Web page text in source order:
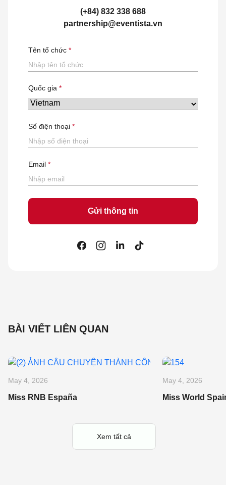
(+84) 832 338 688
partnership@eventista.vn
Tên tổ chức
Quốc gia
Số điện thoại
Email
BÀI VIẾT LIÊN QUAN
May 4, 2026
Miss RNB España
May 4, 2026
Miss World
Xem tất cả